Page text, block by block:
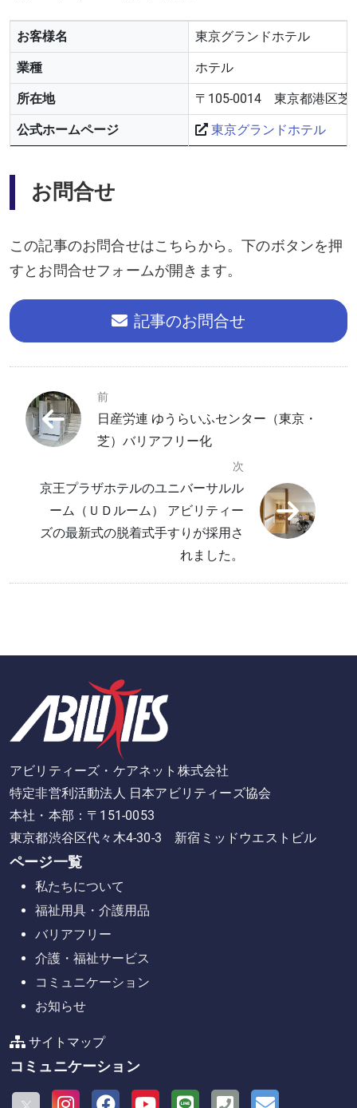
お客様名 東京グランドホテル
業種 ホテル
所在地 〒105-0014 東京都港区芝
公式ホームページ 東京グランドホテル
お問合せ
この記事のお問合せはこちらから。下のボタンを押
すとお問合せフォームが開きます。
記事のお問合せ
前
日産労連 ゆうらいふセンター（東京・
芝）バリアフリー化
次
京王プラザホテルのユニバーサルル
ーム（ＵＤルーム） アビリティー
ズの最新式の脱着式手すりが採用さ
れました。
アビリティーズ・ケアネット株式会社
特定非営利活動法人 日本アビリティーズ協会
本社・本部：〒151-0053
東京都渋谷区代々木4-30-3 新宿ミッドウエストビル
ページ一覧
私たちについて
福祉用具・介護用品
バリアフリー
介護・福祉サービス
コミュニケーション
お知らせ
サイトマップ
コミュニケーション